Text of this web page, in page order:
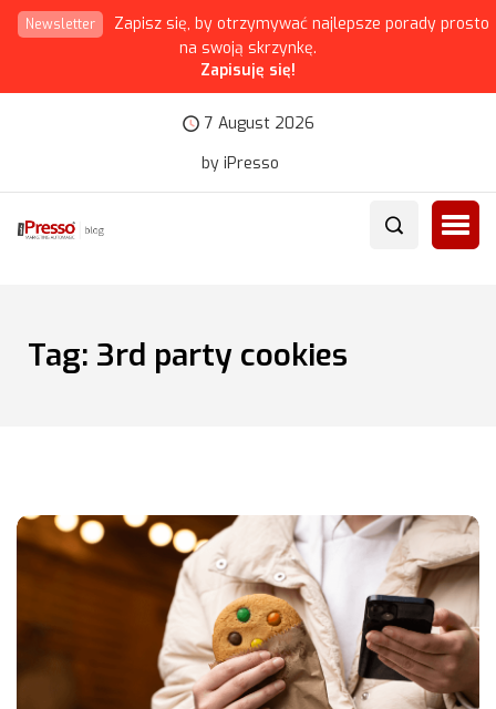
Newsletter
Zapisz się, by otrzymywać najlepsze porady prosto
na swoją skrzynkę.
Zapisuję się!
7 August 2026
by iPresso
Tag: 3rd party cookies